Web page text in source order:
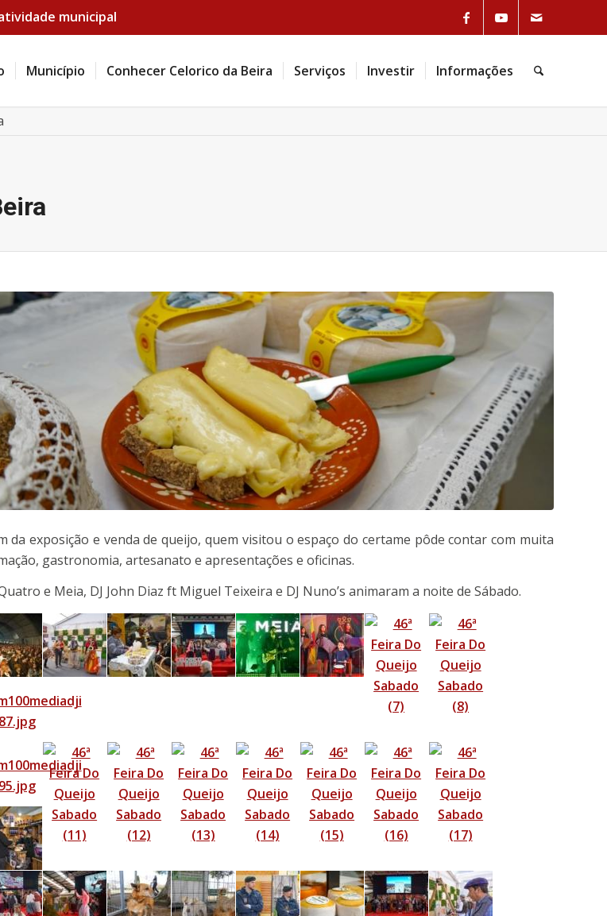
municipal
Município Conhecer Celorico da Beira Serviços Investir Informações
da exposição e venda de queijo, quem visitou o espaço do certame pôde contar com muita
gastronomia, artesanato e apresentações e oficinas.
e Meia, DJ John Diaz ft Miguel Teixeira e DJ Nuno’s animaram a noite de Sábado.